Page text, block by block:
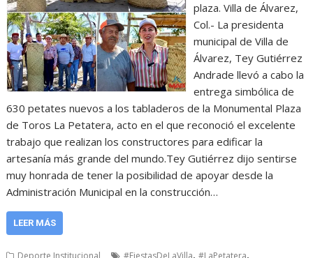
plaza. Villa de Álvarez,
Col.- La presidenta
municipal de Villa de
Álvarez, Tey Gutiérrez
Andrade llevó a cabo la
entrega simbólica de
630 petates nuevos a los tabladeros de la Monumental Plaza
de Toros La Petatera, acto en el que reconoció el excelente
trabajo que realizan los constructores para edificar la
artesanía más grande del mundo.Tey Gutiérrez dijo sentirse
muy honrada de tener la posibilidad de apoyar desde la
Administración Municipal en la construcción…
LEER MÁS
Deporte Institucional #FiestasDeLaVilla,#LaPetatera,